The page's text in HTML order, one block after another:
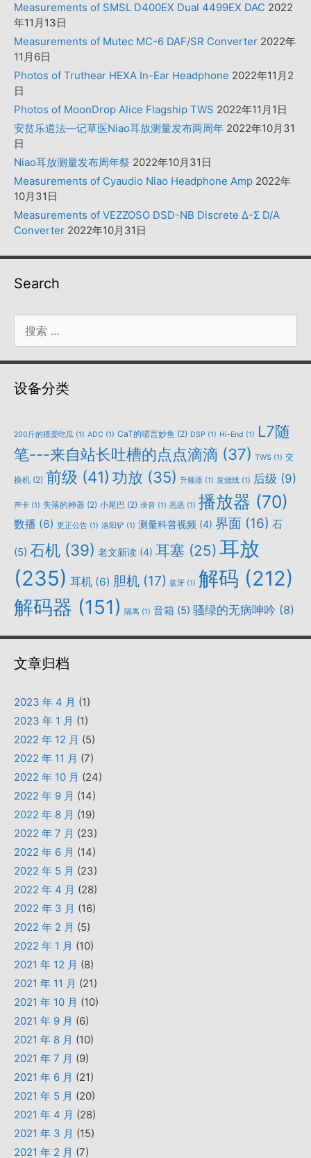
Measurements of SMSL D400EX Dual 4499EX DAC 2022
年11月13日
Measurements of Mutec MC-6 DAF/SR Converter 2022年
11月6日
Photos of Truthear HEXA In-Ear Headphone 2022年11月2
日
Photos of MoonDrop Alice Flagship TWS 2022年11月1日
安贫乐道法—记草医Niao耳放测量发布两周年 2022年10月31
日
Niao耳放测量发布周年祭 2022年10月31日
Measurements of Cyaudio Niao Headphone Amp 2022年
10月31日
Measurements of VEZZOSO DSD-NB Discrete Δ-Σ D/A
Converter 2022年10月31日
Search
索：
设备分类
200斤的猹爱吃瓜 (1) ADC (1) CaT的喵言妙鱼 (2) DSP (1) Hi-End (1) L7随
笔---来自站长吐槽的点点滴滴 (37) TWS (1) 交
换机 (2) 前级 (41) 功放 (35) 升频器 (1) 发烧线 (1) 后级 (9)
声卡 (1) 失落的神器 (2) 小尾巴 (2) 录音 (1) 恶恶 (1) 播放器 (70)
数播 (6) 更正公告 (1) 洛阳铲 (1) 测量科普视频 (4) 界面 (16) 石
(5) 石机 (39) 老文新读 (4) 耳塞 (25) 耳放
(235) 耳机 (6) 胆机 (17) 蓝牙 (1) 解码 (212)
解码器 (151) 隔离 (1) 音箱 (5) 骚绿的无病呻吟 (8)
文章归档
2023 年 4 月 (1)
2023 年 1 月 (1)
2022 年 12 月 (5)
2022 年 11 月 (7)
2022 年 10 月 (24)
2022 年 9 月 (14)
2022 年 8 月 (19)
2022 年 7 月 (23)
2022 年 6 月 (14)
2022 年 5 月 (23)
2022 年 4 月 (28)
2022 年 3 月 (16)
2022 年 2 月 (5)
2022 年 1 月 (10)
2021 年 12 月 (8)
2021 年 11 月 (21)
2021 年 10 月 (10)
2021 年 9 月 (6)
2021 年 8 月 (10)
2021 年 7 月 (9)
2021 年 6 月 (21)
2021 年 5 月 (20)
2021 年 4 月 (28)
2021 年 3 月 (15)
2021 年 2 月 (7)